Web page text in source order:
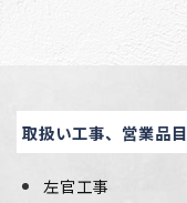
取扱い工事、営業品目
左官工事